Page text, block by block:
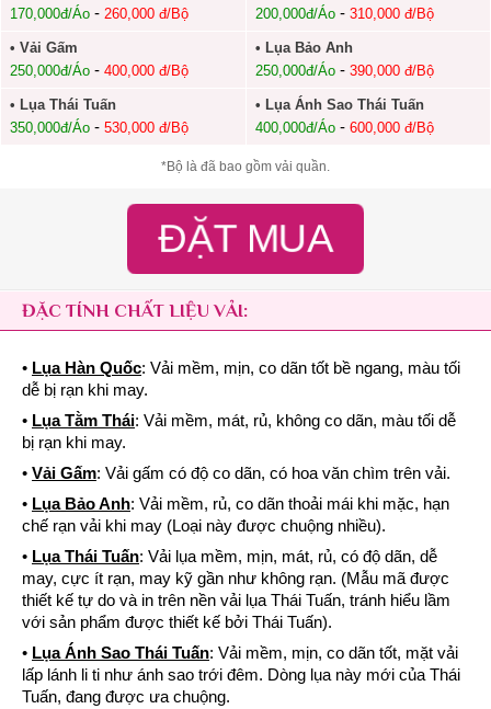
170,000đ/Áo - 260,000 đ/Bộ 200,000đ/Áo- 310,000 đ/Bộ
• Vải Gấm
250,000đ/Áo - 400,000 đ/Bộ
• Lụa Bảo Anh
250,000đ/Áo- 390,000 đ/Bộ
• Lụa Thái Tuấn
350,000đ/Áo - 530,000 đ/Bộ
• Lụa Ánh Sao Thái Tuấn
400,000đ/Áo- 600,000 đ/Bộ
*Bộ là đã bao gồm vải quần.
ĐẶT MUA
ĐẶC TÍNH CHẤT LIỆU VẢI:
• Lụa Hàn Quốc: Vải mềm, mịn, co dãn tốt bề ngang, màu tối
dễ bị rạn khi may.
• Lụa Tằm Thái: Vải mềm, mát, rủ, không co dãn, màu tối dễ
bị rạn khi may.
• Vải Gấm: Vải gấm có độ co dãn, có hoa văn chìm trên vải.
• Lụa Bảo Anh: Vải mềm, rủ, co dãn thoải mái khi mặc, hạn
chế rạn vải khi may (Loại này được chuộng nhiều).
• Lụa Thái Tuấn: Vải lụa mềm, mịn, mát, rủ, có độ dãn, dễ
may, cực ít rạn, may kỹ gần như không rạn. (Mẫu mã được
thiết kế tự do và in trên nền vải lụa Thái Tuấn, tránh hiểu lầm
với sản phẩm được thiết kế bởi Thái Tuấn).
• Lụa Ánh Sao Thái Tuấn: Vải mềm, mịn, co dãn tốt, mặt vải
lấp lánh li ti như ánh sao trới đêm. Dòng lụa này mới của Thái
Tuấn, đang được ưa chuộng.